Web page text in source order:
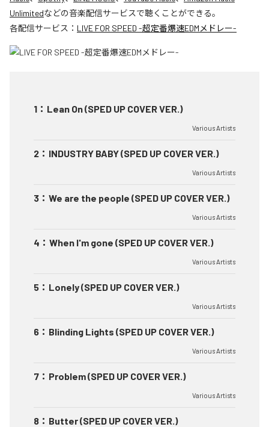
Unlimitedなどの音楽配信サービスで聴くことができる。
各配信サービス： LIVE FOR SPEED -超定番爆速EDMメドレー-
1 ： Lean On (SPED UP COVER VER.)
Various Artists
2 ： INDUSTRY BABY (SPED UP COVER VER.)
Various Artists
3 ： We are the people (SPED UP COVER VER.)
Various Artists
4 ： When I'm gone (SPED UP COVER VER.)
Various Artists
5 ： Lonely (SPED UP COVER VER.)
Various Artists
6 ： Blinding Lights (SPED UP COVER VER.)
Various Artists
7 ： Problem (SPED UP COVER VER.)
Various Artists
8 ： Butter (SPED UP COVER VER.)